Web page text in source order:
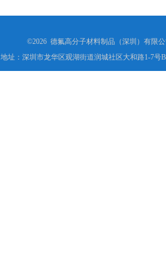
©2026 德氟高分子材料制品（深圳）有限
地址：深圳市龙华区观湖街道润城社区大和路1-7号